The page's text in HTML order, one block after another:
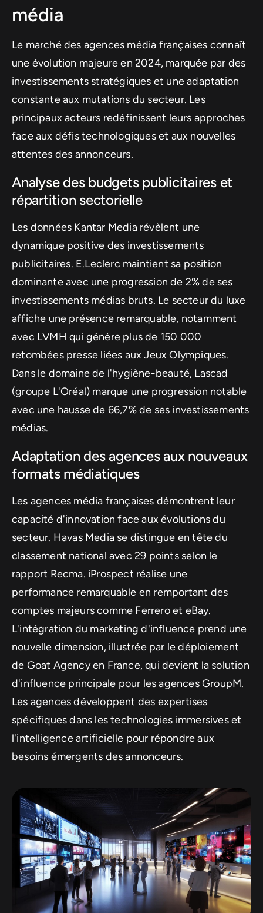
média
Le marché des agences média françaises connaît
une évolution majeure en 2024, marquée par des
investissements stratégiques et une adaptation
constante aux mutations du secteur. Les
principaux acteurs redéfinissent leurs approches
face aux défis technologiques et aux nouvelles
attentes des annonceurs.
Analyse des budgets publicitaires et
répartition sectorielle
Les données Kantar Media révèlent une
dynamique positive des investissements
publicitaires. E.Leclerc maintient sa position
dominante avec une progression de 2% de ses
investissements médias bruts. Le secteur du luxe
affiche une présence remarquable, notamment
avec LVMH qui génère plus de 150 000
retombées presse liées aux Jeux Olympiques.
Dans le domaine de l'hygiène-beauté, Lascad
(groupe L'Oréal) marque une progression notable
avec une hausse de 66,7% de ses investissements
médias.
Adaptation des agences aux nouveaux
formats médiatiques
Les agences média françaises démontrent leur
capacité d'innovation face aux évolutions du
secteur. Havas Media se distingue en tête du
classement national avec 29 points selon le
rapport Recma. iProspect réalise une
performance remarquable en remportant des
comptes majeurs comme Ferrero et eBay.
L'intégration du marketing d'influence prend une
nouvelle dimension, illustrée par le déploiement
de Goat Agency en France, qui devient la solution
d'influence principale pour les agences GroupM.
Les agences développent des expertises
spécifiques dans les technologies immersives et
l'intelligence artificielle pour répondre aux
besoins émergents des annonceurs.